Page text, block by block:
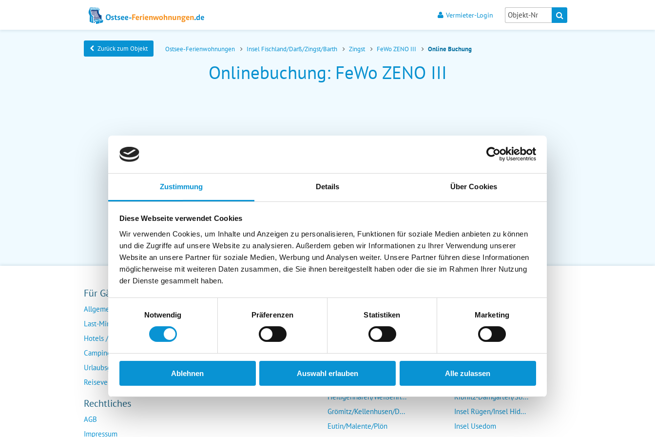
Zustimmung Details Über Cookies
Diese Webseite verwendet Cookies
Wir verwenden Cookies, um Inhalte und Anzeigen zu personalisieren, Funktionen für soziale Medien anbieten zu können
und die Zugriffe auf unsere Website zu analysieren. Außerdem geben wir Informationen zu Ihrer Verwendung unserer
Website an unsere Partner für soziale Medien, Werbung und Analysen weiter. Unsere Partner führen diese Informationen
möglicherweise mit weiteren Daten zusammen, die Sie ihnen bereitgestellt haben oder die sie im Rahmen Ihrer Nutzung
der Dienste gesammelt haben.
Notwendig
Präferenzen Statistiken Marketing
Ablehnen Auswahl erlauben Alle zulassen
Vermieter-Login
Zurück zum Objekt Ostsee-Ferienwohnungen Insel Fischland/Darß/Zingst/Barth Zingst FeWo ZENO III Online Buchung
Onlinebuchung: FeWo ZENO III
Für Gäste
Allgemeine Buchungsanfrage
Last-Minute-Angebote
Hotels / Pensionen
Campingplätze
Urlaubsgesuche
Reiseversicherung
Rechtliches
AGB
Impressum
Kieler Förde/Kiel/Laboe
Heiligenhafen/Weißenh...
Grömitz/Kellenhusen/D...
Eutin/Malente/Plön
Insel Poel/Wismar
Kühlungsborn/Rerik/Ne...
Ribnitz-Damgarten/Str...
Insel Rügen/Insel Hid...
Insel Usedom